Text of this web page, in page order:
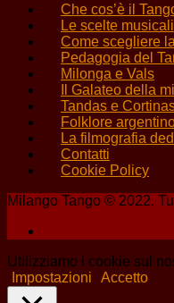
Che cos’è il
Le scelte musicali
Come scegliere
Pedagogia del
Milonga e Vals
Il Galateo della
Tandas e
Folklore
La filmografia
Contatti
Cookie Policy
Milango Tango © 2022.
Utilizziamo i cookie sul
Impostazioni
Accetto